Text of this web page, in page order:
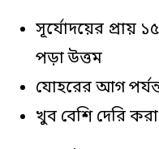
সূর্যোদয়ের প্রায়
পড়া উত্তম
যোহরের আগ
খুব বেশি দেরি